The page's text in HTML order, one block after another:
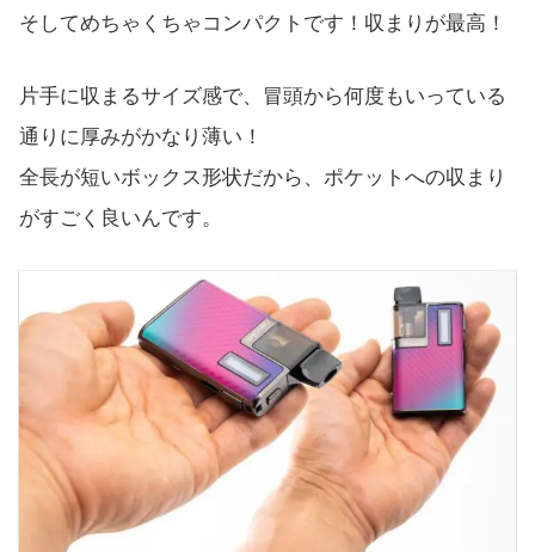
そしてめちゃくちゃコンパクトです！収まりが最高！
片手に収まるサイズ感で、冒頭から何度もいっている
通りに厚みがかなり薄い！
全長が短いボックス形状だから、ポケットへの収まり
がすごく良いんです。